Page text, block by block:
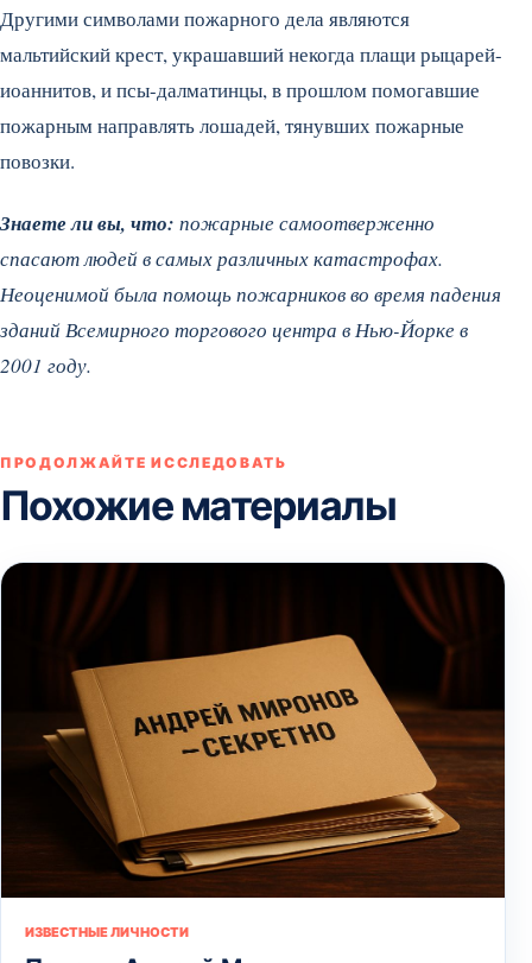
Другими символами пожарного дела являются
мальтийский крест, украшавший некогда плащи рыцарей-
иоаннитов, и псы-далматинцы, в прошлом помогавшие
пожарным направлять лошадей, тянувших пожарные
повозки.
Знаете ли вы, что: пожарные самоотверженно
спасают людей в самых различных катастрофах.
Неоценимой была помощь пожарников во время падения
зданий Всемирного торгового центра в Нью-Йорке в
2001 году.
ПРОДОЛЖАЙТЕ ИССЛЕДОВАТЬ
Похожие материалы
ИЗВЕСТНЫЕ ЛИЧНОСТИ